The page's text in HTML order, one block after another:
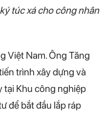
túc xá cho công nhân
Việt Nam. Ông Tăng
trình xây dựng và
tại Khu công nghiệp
để bắt đầu lắp ráp